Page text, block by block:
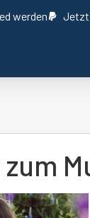
werden Jetzt
zum